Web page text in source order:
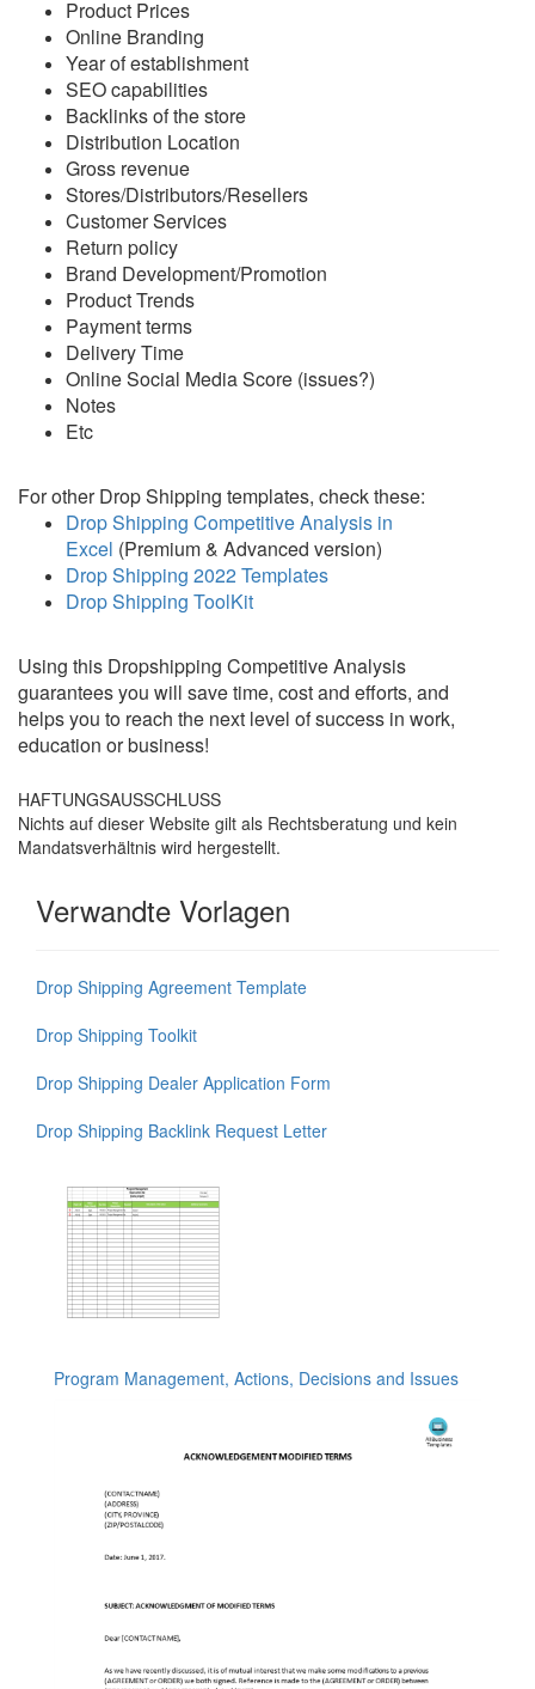
Product Prices
Online Branding
Year of establishment
SEO capabilities
Backlinks of the store
Distribution Location
Gross revenue
Stores/Distributors/Resellers
Customer Services
Return policy
Brand Development/Promotion
Product Trends
Payment terms
Delivery Time
Online Social Media Score (issues?)
Notes
Etc
For other Drop Shipping templates, check these:
Drop Shipping Competitive Analysis in
Excel (Premium & Advanced version)
Drop Shipping 2022 Templates
Drop Shipping ToolKit
Using this Dropshipping Competitive Analysis
guarantees you will save time, cost and efforts, and
helps you to reach the next level of success in work,
education or business!
HAFTUNGSAUSSCHLUSS
Nichts auf dieser Website gilt als Rechtsberatung und kein
Mandatsverhältnis wird hergestellt.
Verwandte Vorlagen
Drop Shipping Agreement Template
Drop Shipping Toolkit
Drop Shipping Dealer Application Form
Drop Shipping Backlink Request Letter
Program Management, Actions, Decisions and Issues